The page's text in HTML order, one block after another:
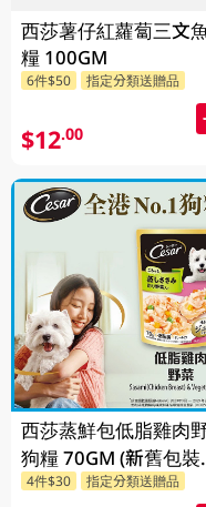
西莎薯仔紅蘿蔔三文
糧 100GM
6件$50 指定分類送贈品
$12.00
西莎蒸鮮包低脂雞肉
狗糧 70GM (新舊包裝
機發貨)
4件$30 指定分類送贈品